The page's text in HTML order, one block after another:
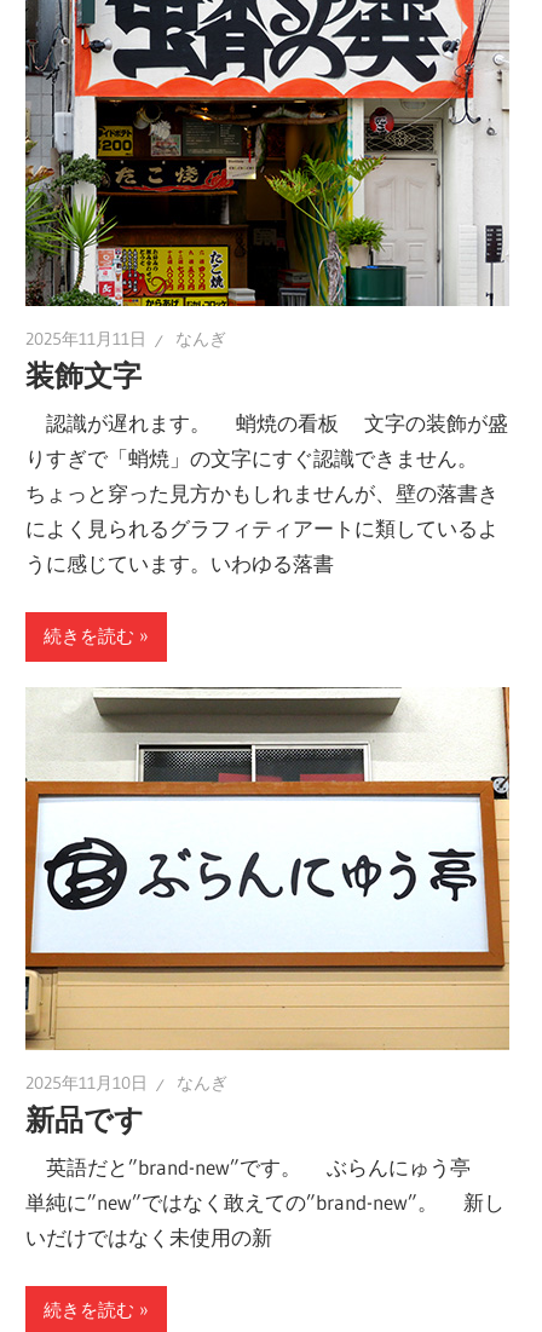
2025年11月11日 なんぎ
装飾文字
認識が遅れます。 蛸焼の看板 文字の装飾が盛
りすぎで「蛸焼」の文字にすぐ認識できません。
ちょっと穿った見方かもしれませんが、壁の落書き
によく見られるグラフィティアートに類しているよ
うに感じています。いわゆる落書
続きを読む
2025年11月10日 なんぎ
新品です
英語だと”brand-new”です。 ぶらんにゅう亭
単純に”new”ではなく敢えての”brand-new”。 新し
いだけではなく未使用の新
続きを読む